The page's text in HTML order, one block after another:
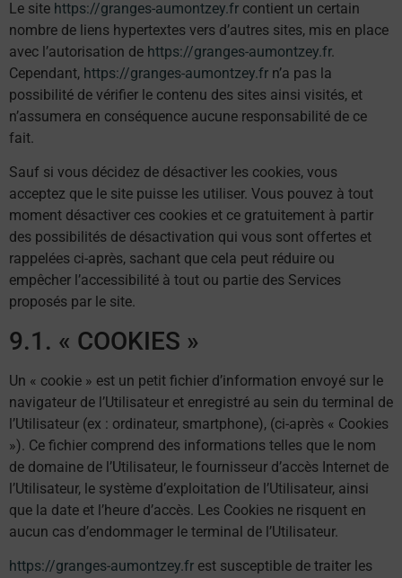
Le site https://granges-aumontzey.fr contient un certain
nombre de liens hypertextes vers d’autres sites, mis en place
avec l’autorisation de https://granges-aumontzey.fr.
Cependant, https://granges-aumontzey.fr n’a pas la
possibilité de vérifier le contenu des sites ainsi visités, et
n’assumera en conséquence aucune responsabilité de ce
fait.
Sauf si vous décidez de désactiver les cookies, vous
acceptez que le site puisse les utiliser. Vous pouvez à tout
moment désactiver ces cookies et ce gratuitement à partir
des possibilités de désactivation qui vous sont offertes et
rappelées ci-après, sachant que cela peut réduire ou
empêcher l’accessibilité à tout ou partie des Services
proposés par le site.
9.1. « COOKIES »
Un « cookie » est un petit fichier d’information envoyé sur le
navigateur de l’Utilisateur et enregistré au sein du terminal de
l’Utilisateur (ex : ordinateur, smartphone), (ci-après « Cookies
»). Ce fichier comprend des informations telles que le nom
de domaine de l’Utilisateur, le fournisseur d’accès Internet de
l’Utilisateur, le système d’exploitation de l’Utilisateur, ainsi
que la date et l’heure d’accès. Les Cookies ne risquent en
aucun cas d’endommager le terminal de l’Utilisateur.
https://granges-aumontzey.fr est susceptible de traiter les